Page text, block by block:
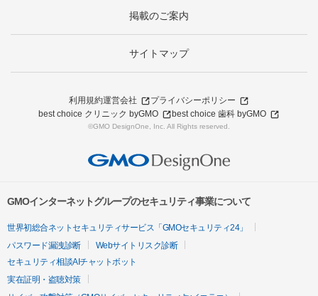
掲載のご案内
サイトマップ
利用規約運営会社
プライバシーポリシー
best choice クリニック byGMO
best choice 歯科 byGMO
©GMO DesignOne, Inc. All Rights reserved.
GMOインターネットグループのセキュリティ事業について
世界初総合ネットセキュリティサービス「GMOセキュリティ24」
パスワード漏洩診断
Webサイトリスク診断
セキュリティ相談AIチャットボット
実在証明・盗聴対策